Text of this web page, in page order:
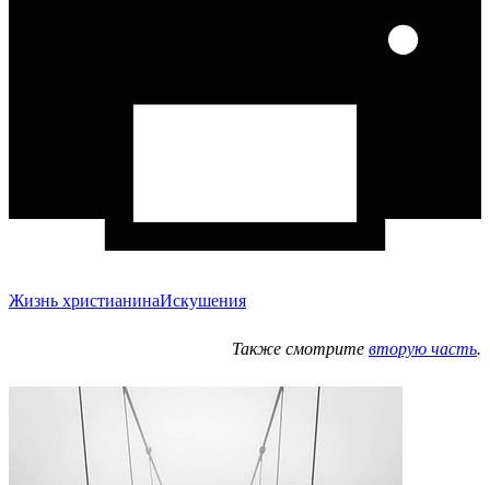
Жизнь христианинаИскушения
Также смотрите вторую часть.